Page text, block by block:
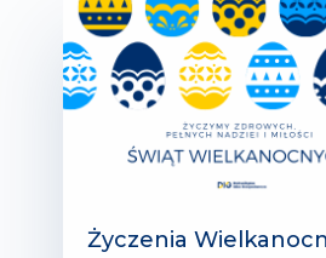
Życzenia